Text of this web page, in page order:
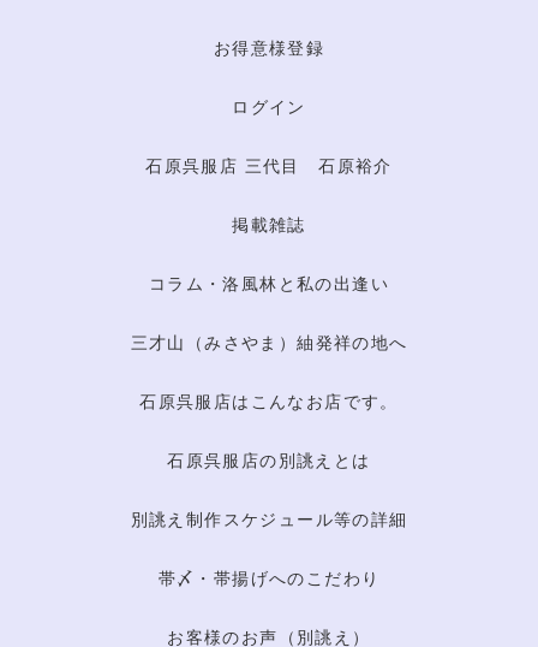
お得意様登録
ログイン
石原呉服店 三代目 石原裕介
掲載雑誌
コラム・洛風林と私の出逢い
三才山（みさやま）紬発祥の地へ
石原呉服店はこんなお店です。
石原呉服店の別誂えとは
別誂え制作スケジュール等の詳細
帯〆・帯揚げへのこだわり
お客様のお声（別誂え）